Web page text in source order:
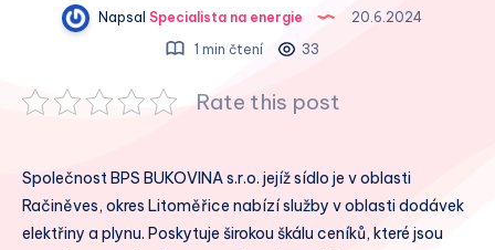
Napsal Specialista na energie
20.6.2024
1 min čtení
33
Rate this post
Společnost BPS BUKOVINA s.r.o. jejíž sídlo je v oblasti
Račiněves, okres Litoměřice nabízí služby v oblasti dodávek
elektřiny a plynu. Poskytuje širokou škálu ceníků, které jsou